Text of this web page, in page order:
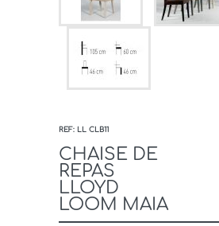
REF: LL CLB11
CHAISE DE
REPAS
LLOYD
LOOM MAIA